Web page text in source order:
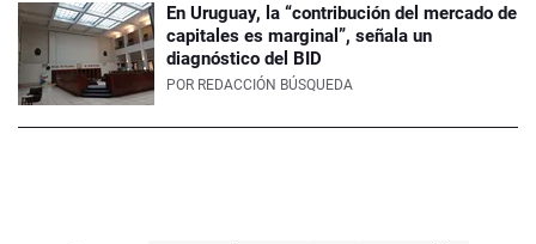
En Uruguay, la “contribución del mercado de
capitales es marginal”, señala un
diagnóstico del BID
POR REDACCIÓN BÚSQUEDA